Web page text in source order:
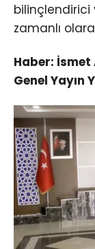
bilinçlendirici
zamanlı
Haber: İsmet
Genel Yayın